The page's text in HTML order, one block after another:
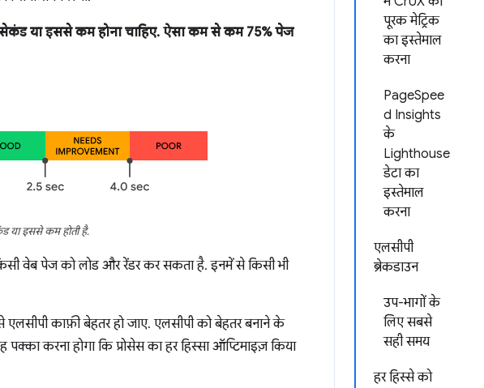
पूरक मेट्रिक
का इस्तेमाल
करना
PageSpee
d Insights
के
Lighthouse
डेटा का
इस्तेमाल
करना
एलसीपी
ब्रेकडाउन
उप-भागों के
लिए सबसे
सही समय
हर हिस्से को
सेकंड या इससे कम होना चाहिए. ऐसा कम से कम 75% पेज
या इससे कम होती है.
वेब पेज को लोड और रेंडर कर सकता है. इनमें से किसी भी
काफ़ी बेहतर हो जाए. एलसीपी को बेहतर बनाने के
पक्का करना होगा कि प्रोसेस का हर हिस्सा ऑप्टिमाइज़ किया